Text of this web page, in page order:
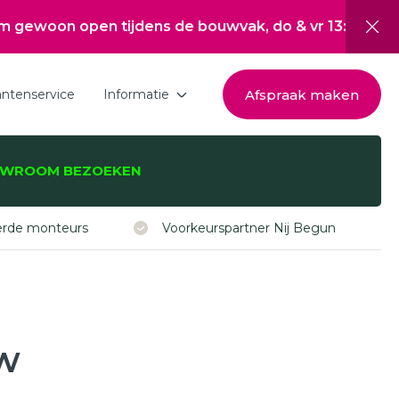
open tijdens de bouwvak, do & vr 13:00 tot 17:00,
Informatie
Nieuwsoverzicht
Afspraak maken
BEZOEKEN
monteurs Voorkeurspartner Nij Begun
-deuren,